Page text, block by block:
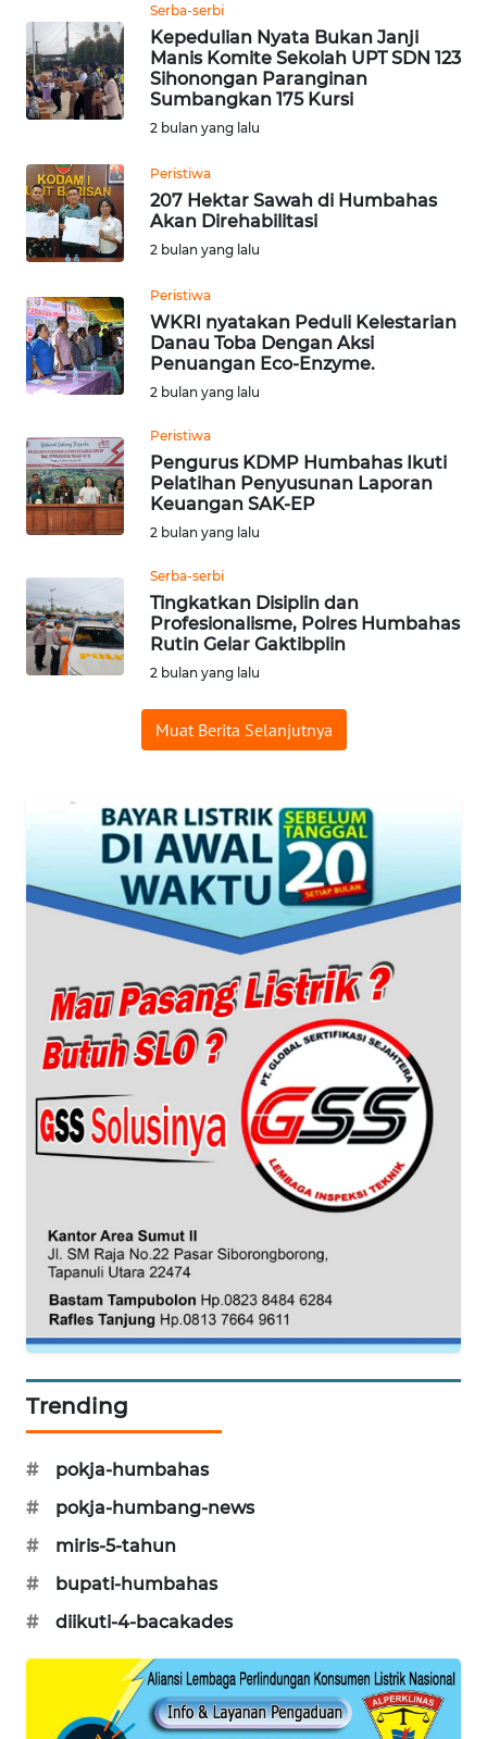
Serba-serbi
Kepedulian Nyata Bukan Janji
Manis Komite Sekolah UPT SDN 123
Sihonongan Paranginan
Sumbangkan 175 Kursi
2 bulan yang lalu
Peristiwa
207 Hektar Sawah di Humbahas
Akan Direhabilitasi
2 bulan yang lalu
Peristiwa
WKRI nyatakan Peduli Kelestarian
Danau Toba Dengan Aksi
Penuangan Eco-Enzyme.
2 bulan yang lalu
Peristiwa
Pengurus KDMP Humbahas Ikuti
Pelatihan Penyusunan Laporan
Keuangan SAK-EP
2 bulan yang lalu
Serba-serbi
Tingkatkan Disiplin dan
Profesionalisme, Polres Humbahas
Rutin Gelar Gaktibplin
2 bulan yang lalu
Muat Berita Selanjutnya
Trending
#
pokja-humbahas
#
pokja-humbang-news
#
miris-5-tahun
#
bupati-humbahas
#
diikuti-4-bacakades
WN
PRIANGAN
TIMUR
WN
SEMARANG
WN
SOLO
WN
BOROBUDUR
WN
WN
SURABAYA
NATUNA
WN
BINTAN
WN
LIKUPANG
LABUANBAJO
BORNEO
Wahana
Media
WAHANA
NEWS
TANI
WAHANA
ADVOKAT
WAHANA
INFRASTRUKTUR
KONSUMEN
WAHANA
LISTRIK
WAHANA
TV